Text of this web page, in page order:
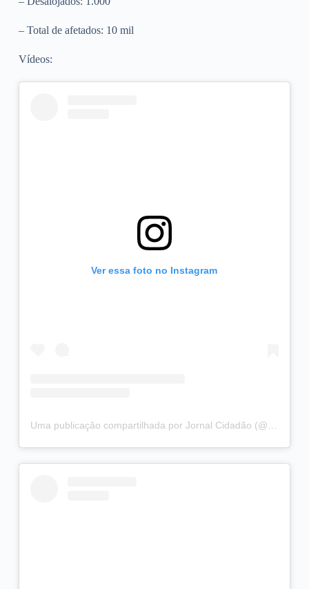
– Total de afetados: 10 mil
Vídeos:
Ver essa foto no Instagram